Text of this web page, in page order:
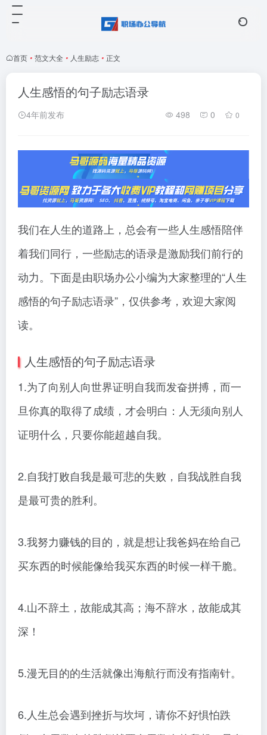
首页 • 范文大全 • 人生励志 • 正文
人生感悟的句子励志语录
4年前发布 498 0 0
我们在人生的道路上，总会有一些人生感悟陪伴
着我们同行，一些励志的语录是激励我们前行的
动力。下面是由职场办公小编为大家整理的“人生
感悟的句子励志语录”，仅供参考，欢迎大家阅
读。
人生感悟的句子励志语录
1.为了向别人向世界证明自我而发奋拼搏，而一
旦你真的取得了成绩，才会明白：人无须向别人
证明什么，只要你能超越自我。
2.自我打败自我是最可悲的失败，自我战胜自我
是最可贵的胜利。
3.我努力赚钱的目的，就是想让我爸妈在给自己
买东西的时候能像给我买东西的时候一样干脆。
4.山不辞土，故能成其高；海不辞水，故能成其
深！
5.漫无目的的生活就像出海航行而没有指南针。
6.人生总会遇到挫折与坎坷，请你不好惧怕跌